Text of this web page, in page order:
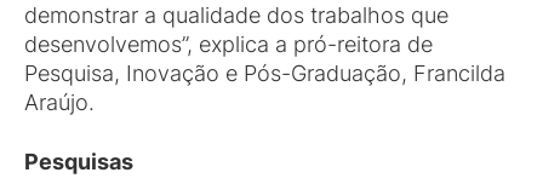
demonstrar a qualidade dos trabalhos que
desenvolvemos”, explica a pró-reitora de
Pesquisa, Inovação e Pós-Graduação, Francilda
Araújo.
Pesquisas